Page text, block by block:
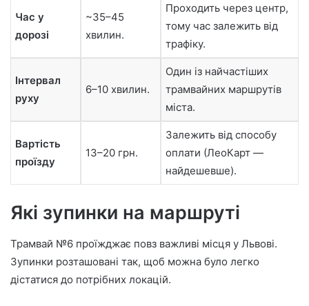
Час у
дорозі
~35–45
хвилин.
Проходить через центр,
тому час залежить від
трафіку.
Інтервал
руху
6–10 хвилин.
Один із найчастіших
трамвайних маршрутів
міста.
Вартість
проїзду
13–20 грн.
Залежить від способу
оплати (ЛеоКарт —
найдешевше).
Які зупинки на маршруті
Трамвай №6 проїжджає повз важливі місця у Львові.
Зупинки розташовані так, щоб можна було легко
дістатися до потрібних локацій.